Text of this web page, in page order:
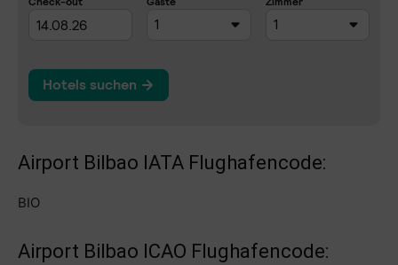
Airport Bilbao IATA Flughafencode:
BIO
Airport Bilbao ICAO Flughafencode: